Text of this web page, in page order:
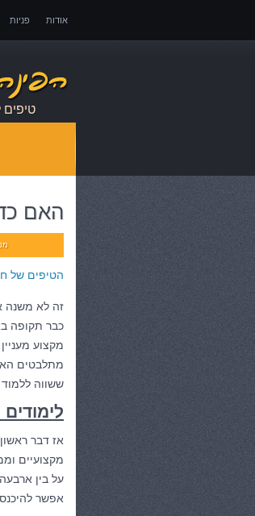
אודות פניות
אובדן כושר
טיפים
האם
הטיפים של
זה לא משנה
כבר תקופה
מקצוע
מתלבטים
ששווה ללמוד
אז דבר
מקצועיים
על בין
אפשר